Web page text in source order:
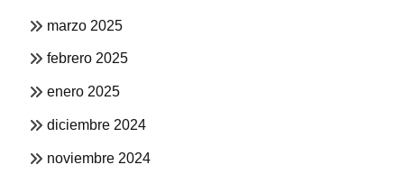
marzo 2025
febrero 2025
enero 2025
diciembre 2024
noviembre 2024